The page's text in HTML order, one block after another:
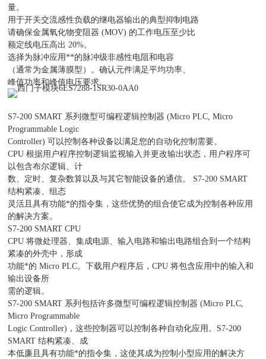
量。
用于开关交流感性负载的继电器输出的典型抑制电路
请确保金属氧化物变阻器 (MOV) 的工作电压至少比
额定线电压高出 20%。
选择为脉冲应用**的脉冲级非感性电阻和电容
（通常为金属薄膜型）。确认元件满足平均功率、
峰值功率和峰值电压要求。
S7-200 SMART 系列微型可编程逻辑控制器 (Micro PLC, Micro
Programmable Logic
Controller) 可以控制各种设备以满足您的自动化控制需要。
CPU 根据用户程序控制逻辑监视输入并更改输出状态，用户程序可
以包含布尔逻辑、计
数、定时、复杂数算以及与其它智能设备的通信。 S7-200 SMART
结构紧凑、组态
灵活且具有功能*的指令集，这些优势的组合使它成为控制各种应用
的解决方案。
S7-200 SMART CPU
CPU 将微处理器、集成电源、输入电路和输出电路组合到一个结构
紧凑的外壳中，形成
功能*的 Micro PLC。下载用户程序后，CPU 将包含应用中的输入和
输出设备所
需的逻辑。
S7-200 SMART 系列包括许多微型可编程逻辑控制器 (Micro PLC,
Micro Programmable
Logic Controller)，这些控制器可以控制各种自动化应用。S7-200
SMART 结构紧凑、成
本低廉且具有功能*的指令集，这使其成为控制小型应用的解决方